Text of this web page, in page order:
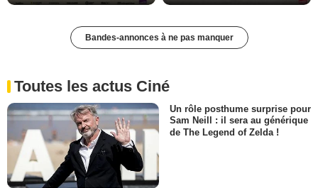
Bandes-annonces à ne pas manquer
Toutes les actus Ciné
Un rôle posthume surprise pour
Sam Neill : il sera au générique
de The Legend of Zelda !